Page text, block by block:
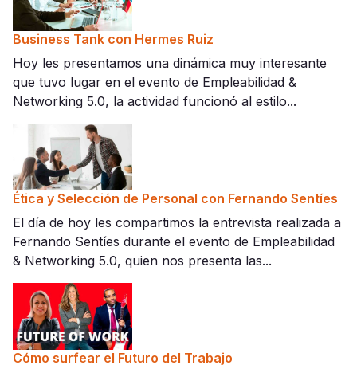
Business Tank con Hermes Ruiz
Hoy les presentamos una dinámica muy interesante
que tuvo lugar en el evento de Empleabilidad &
Networking 5.0, la actividad funcionó al estilo...
Ética y Selección de Personal con Fernando Sentíes
El día de hoy les compartimos la entrevista realizada a
Fernando Sentíes durante el evento de Empleabilidad
& Networking 5.0, quien nos presenta las...
Cómo surfear el Futuro del Trabajo